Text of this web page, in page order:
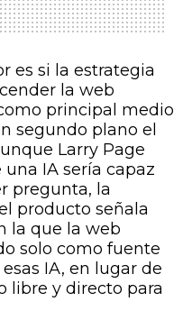
es si la estrategia
la web
principal medio
segundo plano el
Larry Page
IA sería capaz
pregunta, la
producto señala
la que la web
solo como fuente
IA, en lugar de
libre y directo para